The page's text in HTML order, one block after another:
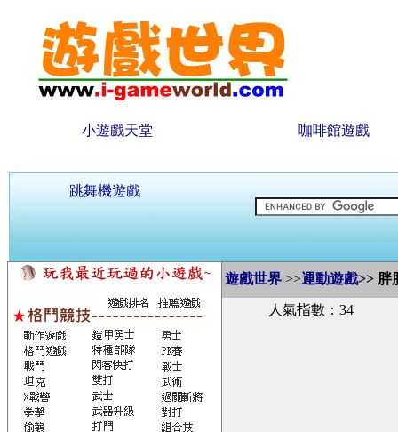
小遊戲天堂 咖啡館遊戲
跳舞機遊戲
遊戲世界 >>運動遊戲>> 胖
人氣指數：34